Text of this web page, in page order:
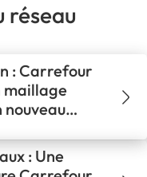
réseau
: Carrefour
maillage
nouveau
: Une